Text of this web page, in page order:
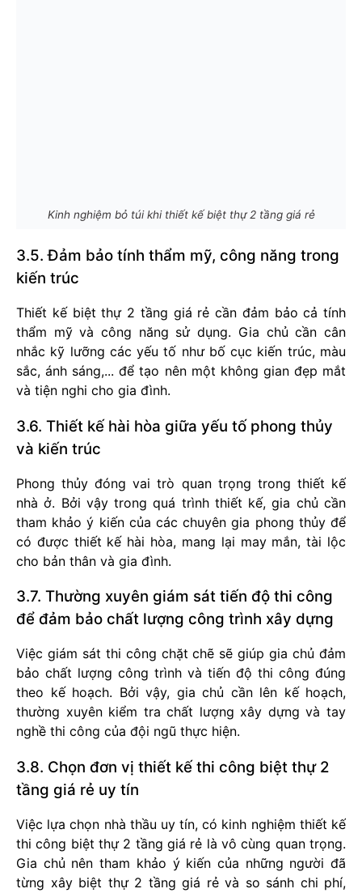
Kinh nghiệm bỏ túi khi thiết kế biệt thự 2 tầng giá rẻ
3.5. Đảm bảo tính thẩm mỹ, công năng trong
kiến trúc
Thiết kế biệt thự 2 tầng giá rẻ cần đảm bảo cả tính
thẩm mỹ và công năng sử dụng. Gia chủ cần cân
nhắc kỹ lưỡng các yếu tố như bố cục kiến trúc, màu
sắc, ánh sáng,... để tạo nên một không gian đẹp mắt
và tiện nghi cho gia đình.
3.6. Thiết kế hài hòa giữa yếu tố phong thủy
và kiến trúc
Phong thủy đóng vai trò quan trọng trong thiết kế
nhà ở. Bởi vậy trong quá trình thiết kế, gia chủ cần
tham khảo ý kiến của các chuyên gia phong thủy để
có được thiết kế hài hòa, mang lại may mắn, tài lộc
cho bản thân và gia đình.
3.7. Thường xuyên giám sát tiến độ thi công
để đảm bảo chất lượng công trình xây dựng
Việc giám sát thi công chặt chẽ sẽ giúp gia chủ đảm
bảo chất lượng công trình và tiến độ thi công đúng
theo kế hoạch. Bởi vậy, gia chủ cần lên kế hoạch,
thường xuyên kiểm tra chất lượng xây dựng và tay
nghề thi công của đội ngũ thực hiện.
3.8. Chọn đơn vị thiết kế thi công biệt thự 2
tầng giá rẻ uy tín
Việc lựa chọn nhà thầu uy tín, có kinh nghiệm thiết kế
thi công biệt thự 2 tầng giá rẻ là vô cùng quan trọng.
Gia chủ nên tham khảo ý kiến của những người đã
từng xây biệt thự 2 tầng giá rẻ và so sánh chi phí,